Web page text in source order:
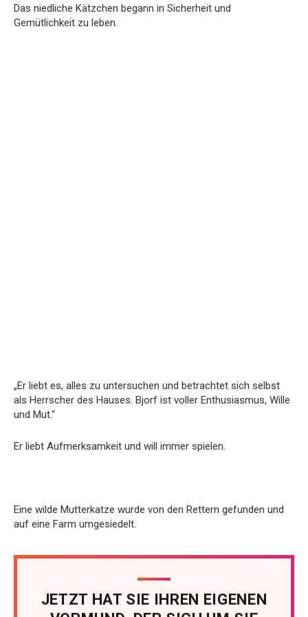
Das niedliche Kätzchen begann in Sicherheit und
Gemütlichkeit zu leben.
„Er liebt es, alles zu untersuchen und betrachtet sich selbst
als Herrscher des Hauses. Bjorf ist voller Enthusiasmus, Wille
und Mut.“
Er liebt Aufmerksamkeit und will immer spielen.
Eine wilde Mutterkatze wurde von den Rettern gefunden und
auf eine Farm umgesiedelt.
JETZT HAT SIE IHREN EIGENEN